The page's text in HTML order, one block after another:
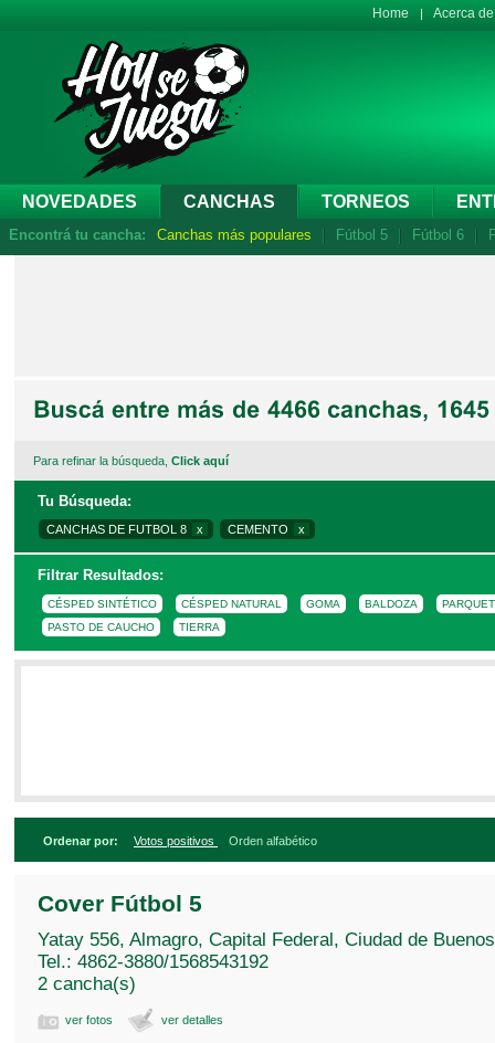
Home Acerca
NOVEDADES CANCHAS TORNEOS
Encontrá tu cancha: Canchas más populares Fútbol 5 Fútbol 6
Para refinar la búsqueda, Click aquí
CANTIDAD DE JUGADORES 5 6 7 8 9 10 11 12
CANCHA TECHADA CANCHA ABIERTA
Tu Búsqueda:
CANCHAS DE FUTBOL 8 x CEMENTO x
Filtrar Resultados:
CÉSPED SINTÉTICO CÉSPED NATURAL GOMA BALDOZA
PARQUET
PASTO DE CAUCHO
TIERRA
Ordenar por: Votos positivos Orden alfabético
Cover Fútbol 5
Yatay 556, Almagro, Capital Federal, Ciudad de
Tel.: 4862-3880/1568543192
2 cancha(s)
ver fotos ver detalles